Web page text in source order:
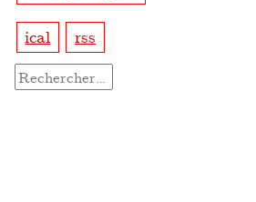
ical rss
Rechercher :